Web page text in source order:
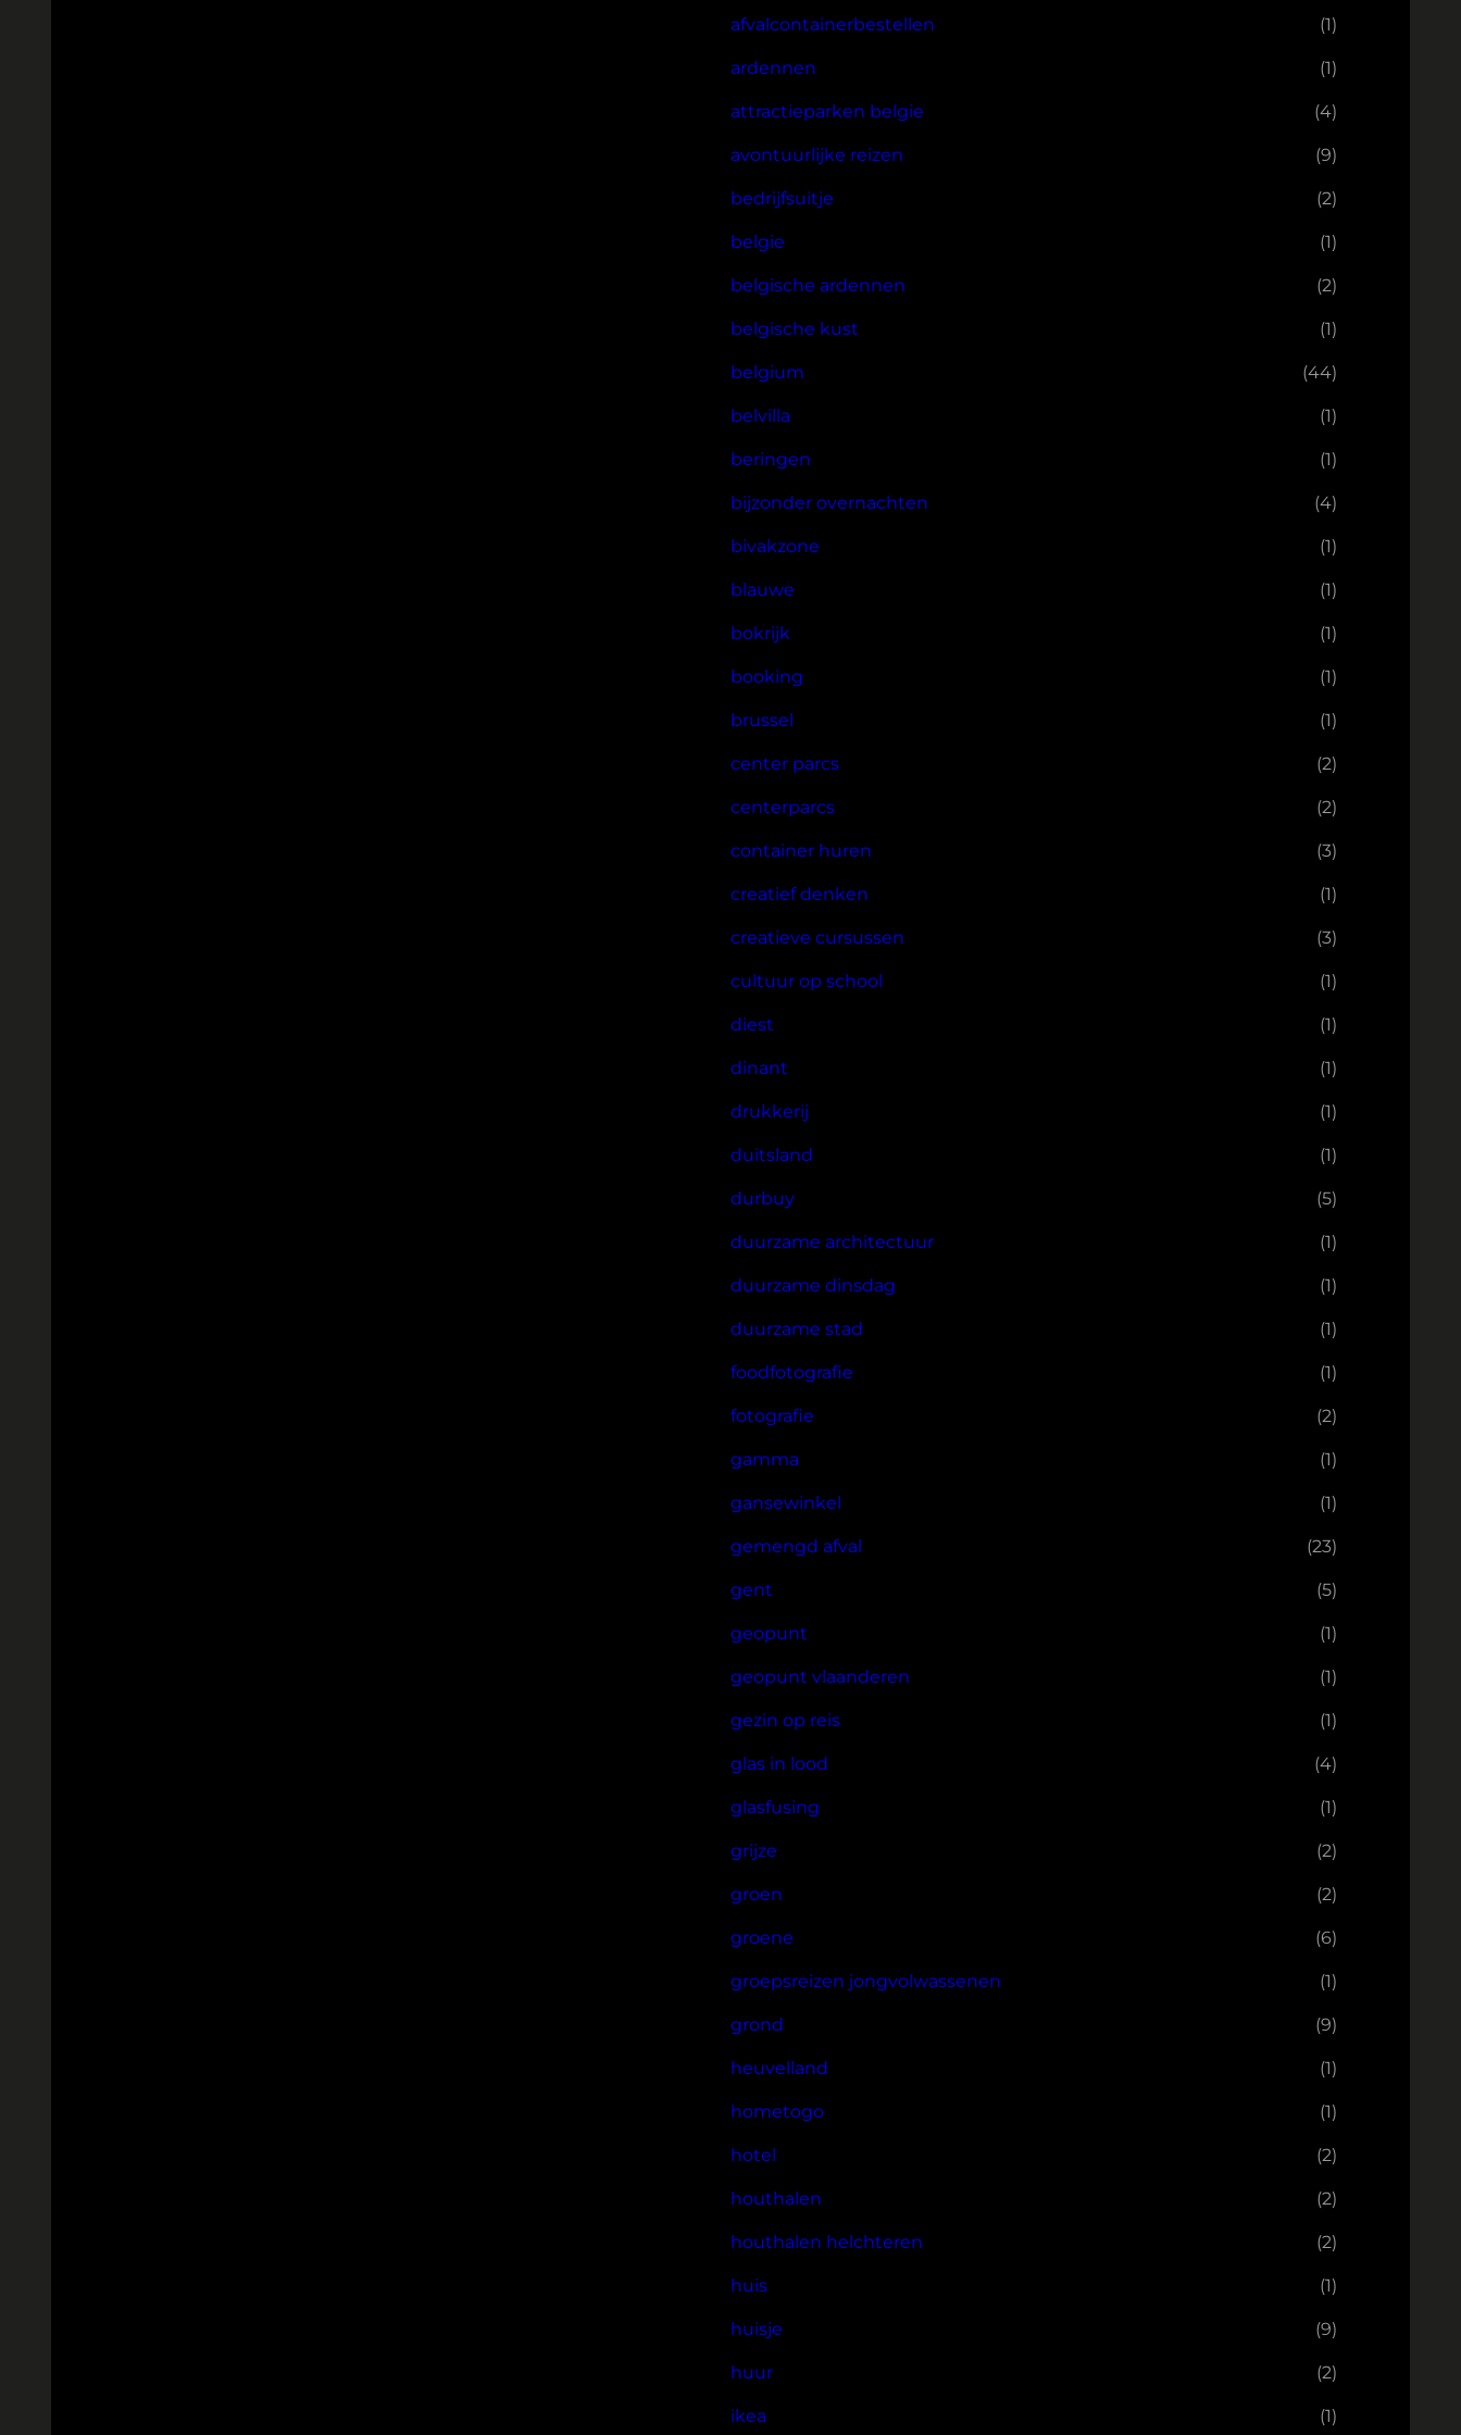
afvalcontainerbestellen (1)
ardennen (1)
attractieparken belgie (4)
avontuurlijke reizen (9)
bedrijfsuitje (2)
belgie (1)
belgische ardennen (2)
belgische kust (1)
belgium (44)
belvilla (1)
beringen (1)
bijzonder overnachten (4)
bivakzone (1)
blauwe (1)
bokrijk (1)
booking (1)
brussel (1)
center parcs (2)
centerparcs (2)
container huren (3)
creatief denken (1)
creatieve cursussen (3)
cultuur op school (1)
diest (1)
dinant (1)
drukkerij (1)
duitsland (1)
durbuy (5)
duurzame architectuur (1)
duurzame dinsdag (1)
duurzame stad (1)
foodfotografie (1)
fotografie (2)
gamma (1)
gansewinkel (1)
gemengd afval (23)
gent (5)
geopunt (1)
geopunt vlaanderen (1)
gezin op reis (1)
glas in lood (4)
glasfusing (1)
grijze (2)
groen (2)
groene (6)
groepsreizen jongvolwassenen (1)
grond (9)
heuvelland (1)
hometogo (1)
hotel (2)
houthalen (2)
houthalen helchteren (2)
huis (1)
huisje (9)
huur (2)
ikea (1)